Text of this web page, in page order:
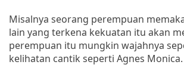
Misalnya seorang perempuan
lain yang terkena kekuatan itu akan
perempuan itu mungkin wajahnya
kelihatan cantik seperti Agnes